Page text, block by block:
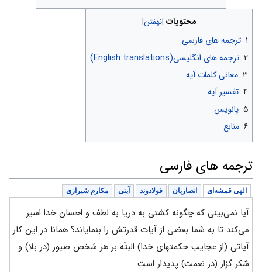
محتویات
۱ ترجمه های فارسی
۲ ترجمه های انگلیسی(English translations)
۳ معانی کلمات آیه
۴ تفسیر آیه
۵ پانویس
۶ منابع
ترجمه های فارسی
الهی قمشه‌ای انصاریان فولادوند آیتی مکارم شیرازی
آیا نمی‌بینی که چگونه کشتی به دریا به لطف و احسان خدا اسیر
می‌کند تا به شما بعضی از آیات قدرتش را بنمایاند؟ همانا در این کار
آیاتی (از عجایب حکمتهای خدا) البتّه بر هر شخص صبور (در بلا) و
شکر گزار (در نعمت) پدیدار است.